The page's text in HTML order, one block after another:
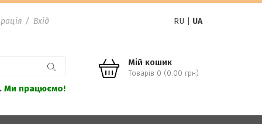
/ Вхід RU UA
Ми працюємо!
Мій кошик
Товарів 0 (0.00 грн)